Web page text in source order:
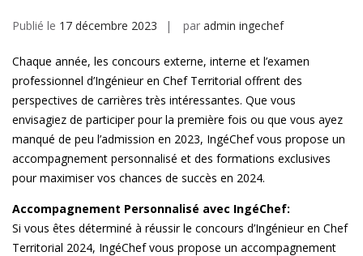
Publié le 17 décembre 2023 par admin ingechef
Chaque année, les concours externe, interne et l’examen
professionnel d’Ingénieur en Chef Territorial offrent des
perspectives de carrières très intéressantes. Que vous
envisagiez de participer pour la première fois ou que vous ayez
manqué de peu l’admission en 2023, IngéChef vous propose un
accompagnement personnalisé et des formations exclusives
pour maximiser vos chances de succès en 2024.
Accompagnement Personnalisé avec IngéChef:
Si vous êtes déterminé à réussir le concours d’Ingénieur en Chef
Territorial 2024, IngéChef vous propose un accompagnement